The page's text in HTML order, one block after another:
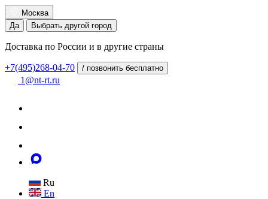
Москва
Да
Выбрать другой город
Доставка по России и в другие страны
+7(495)268-04-70 / позвонить бесплатно
1@nt-rt.ru
Ru
En